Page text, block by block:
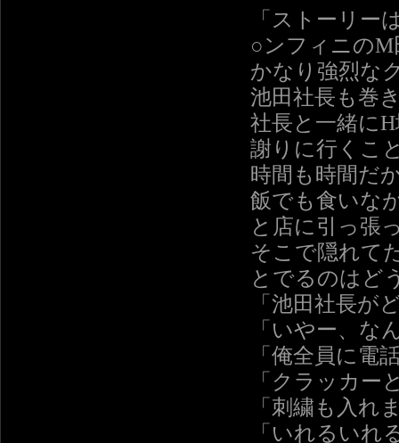
「ストーリー
○ンフィニの
かなり強烈な
池田社長も巻
社長と一緒に
謝りに行くこ
時間も時間だ
飯でも食いな
と店に引っ張
そこで隠れて
とでるのはど
「池田社長
「いやー、な
「俺全員に電
「クラッカー
「刺繍も入れ
「いれるいれ